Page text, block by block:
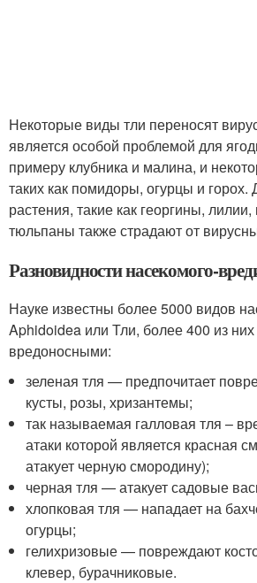
Некоторые виды тли переносят
является особой проблемой для
примеру клубника и малина, и
таких как помидоры, огурцы и
растения, такие как георгины,
тюльпаны также страдают от
Разновидности насекомого-
Науке известны более 5000 видов
Aphidoidea или Тли, более 400 из них
вредоносными:
зеленая тля — предпочитает
кусты, розы, хризантемы;
так называемая галловая тля –
атаки которой является красная
атакует черную смородину);
черная тля — атакует садовые
хлопковая тля — нападает на
огурцы;
гелихризовые — повреждают
клевер, бурачниковые.